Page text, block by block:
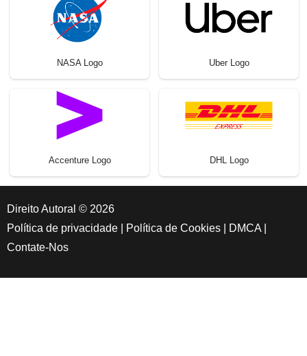
NASA Logo Uber Logo
Accenture Logo DHL Logo
Direito Autoral © 2026
Política de privacidade
Política de Cookies DMCA
Contate-Nos